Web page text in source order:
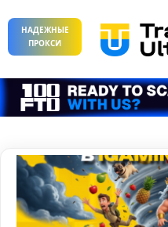
НАДЕЖНЫЕ
ПРОКСИ